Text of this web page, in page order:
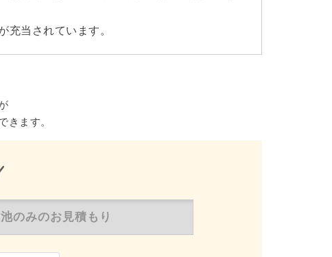
充当されています。
きます。
のみのお見積もり